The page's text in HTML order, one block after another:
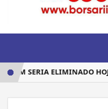
SERIA ELIMINADO HOJE